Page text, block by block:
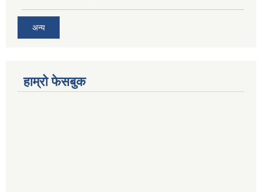
अन्य
हाम्रो फेसबुक